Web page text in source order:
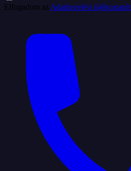
Elfogadom az Adatkezelési tájékoztatót